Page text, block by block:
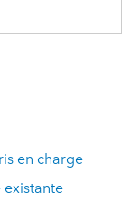
en charge
existante